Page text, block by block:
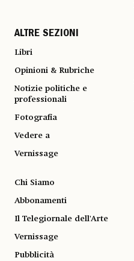
ALTRE SEZIONI
Libri
Opinioni & Rubriche
Notizie politiche e
professionali
Fotografia
Vedere a
Vernissage
Chi Siamo
Abbonamenti
Il Telegiornale dell'Arte
Vernissage
Pubblicità